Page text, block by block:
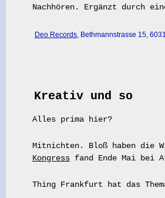
Nachhören. Ergänzt durch
Deo Records, Bethmannstrasse 15,
Kreativ und so
Alles prima hier?
Mitnichten. Bloß haben die
Kongress fand Ende Mai bei
Thing Frankfurt hat das